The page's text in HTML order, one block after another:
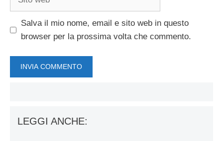
Salva il mio nome, email e sito web in questo
browser per la prossima volta che commento.
LEGGI ANCHE: